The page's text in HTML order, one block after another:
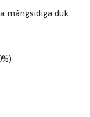
mångsidiga duk.